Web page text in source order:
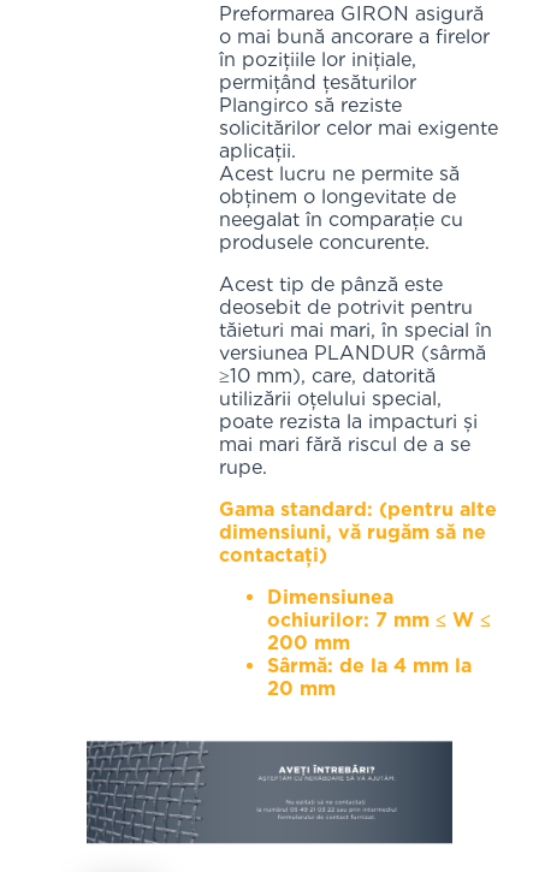
Preformarea GIRON asigură
o mai bună ancorare a firelor
în pozițiile lor inițiale,
permițând țesăturilor
Plangirco să reziste
solicitărilor celor mai exigente
aplicații.
Acest lucru ne permite să
obținem o longevitate de
neegalat în comparație cu
produsele concurente.
Acest tip de pânză este
deosebit de potrivit pentru
tăieturi mai mari, în special în
versiunea PLANDUR (sârmă
≥10 mm), care, datorită
utilizării oțelului special,
poate rezista la impacturi și
mai mari fără riscul de a se
rupe.
Gama standard: (pentru alte
dimensiuni, vă rugăm să ne
contactați)
Dimensiunea
ochiurilor: 7 mm ≤ W ≤
200 mm
Sârmă: de la 4 mm la
20 mm